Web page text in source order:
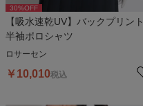
30%OFF
【吸水速乾UV】バックプリント
半袖ポロシャツ
ロサーセン
￥ 10,010税込